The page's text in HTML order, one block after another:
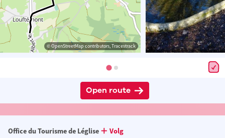
© OpenStreetMap contributors, Tracestrack
Open route
Office du Tourisme de Léglise
Volg